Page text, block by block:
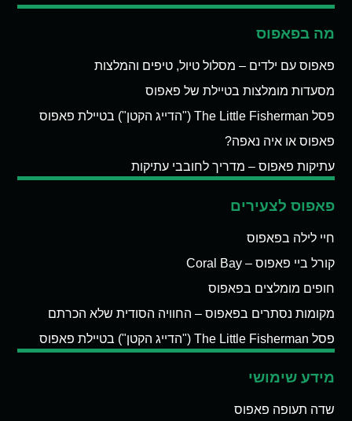
מה בפאפוס
פאפוס עם ילדים – מסלול טיול, טיפים והמלצות
מסעדות מומלצות בטיילת של פאפוס
פסל The Little Fisherman ("הדייג הקטן") בטיילת פאפוס
פאפוס או איה נאפה?
עתיקות פאפוס – מדריך לחובבי עתיקות
פאפוס לצעירים
חיי לילה בפאפוס
קורל ביי פאפוס – Coral Bay
חופים מומלצים בפאפוס
מקומות נסתרים בפאפוס – החוויה הסודית שלא הכרתם
פסל The Little Fisherman ("הדייג הקטן") בטיילת פאפוס
מידע שימושי
שדה תעופה פאפוס